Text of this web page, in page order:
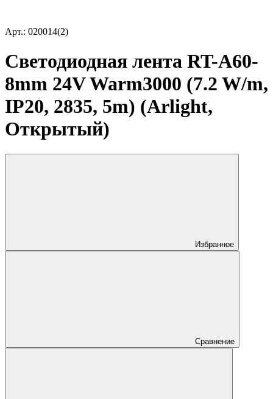
Арт.: 020014(2)
Светодиодная лента RT-A60-
8mm 24V Warm3000 (7.2 W/m,
IP20, 2835, 5m) (Arlight,
Открытый)
Избранное
Сравнение